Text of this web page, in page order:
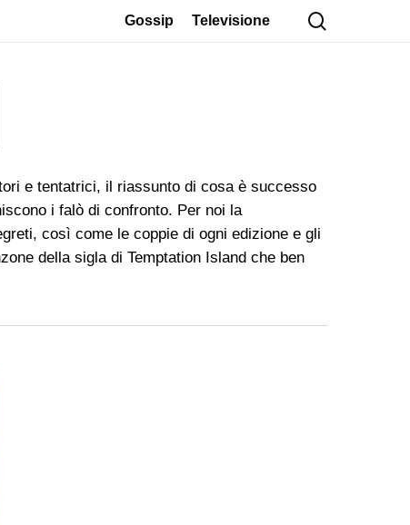
Gossip Televisione
e tentatrici, il riassunto di cosa è successo
i falò di confronto. Per noi la
così come le coppie di ogni edizione e gli
della sigla di Temptation Island che ben